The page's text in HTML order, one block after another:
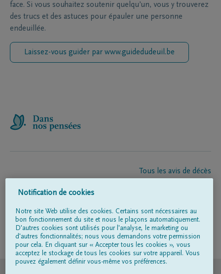
face. Si vous souhaitez soutenir quelqu’un, vous y trouverez
des trucs et des astuces pour épauler une personne
endeuillée.
Laissez-vous guider par www.guidedudeuil.be
Tous les avis de décès
Entrepreneur de pompes funèbres
Suivez-nous sur
Notification de cookies
Notre site Web utilise des cookies. Certains sont nécessaires au
bon fonctionnement du site et nous le plaçons automatiquement.
D'autres cookies sont utilisés pour l'analyse, le marketing ou
d'autres fonctionnalités; nous vous demandons votre permission
pour cela. En cliquant sur « Accepter tous les cookies », vous
acceptez le stockage de tous les cookies sur votre appareil. Vous
pouvez également définir vous-même vos préférences.